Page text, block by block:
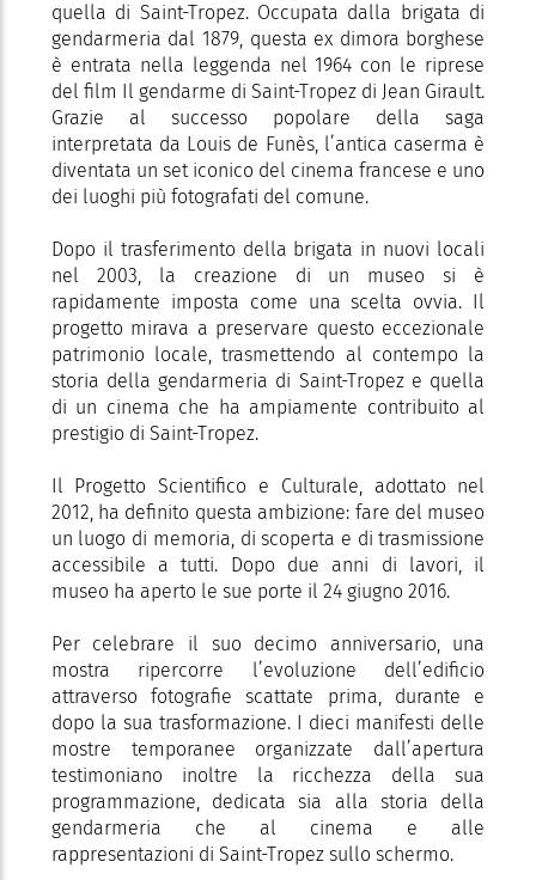
quella di Saint-Tropez. Occupata dalla brigata di
gendarmeria dal 1879, questa ex dimora borghese
è entrata nella leggenda nel 1964 con le riprese
del film Il gendarme di Saint-Tropez di Jean Girault.
Grazie al successo popolare della saga
interpretata da Louis de Funès, l’antica caserma è
diventata un set iconico del cinema francese e uno
dei luoghi più fotografati del comune.
Dopo il trasferimento della brigata in nuovi locali
nel 2003, la creazione di un museo si è
rapidamente imposta come una scelta ovvia. Il
progetto mirava a preservare questo eccezionale
patrimonio locale, trasmettendo al contempo la
storia della gendarmeria di Saint-Tropez e quella
di un cinema che ha ampiamente contribuito al
prestigio di Saint-Tropez.
Il Progetto Scientifico e Culturale, adottato nel
2012, ha definito questa ambizione: fare del museo
un luogo di memoria, di scoperta e di trasmissione
accessibile a tutti. Dopo due anni di lavori, il
museo ha aperto le sue porte il 24 giugno 2016.
Per celebrare il suo decimo anniversario, una
mostra ripercorre l’evoluzione dell’edificio
attraverso fotografie scattate prima, durante e
dopo la sua trasformazione. I dieci manifesti delle
mostre temporanee organizzate dall’apertura
testimoniano inoltre la ricchezza della sua
programmazione, dedicata sia alla storia della
gendarmeria che al cinema e alle
rappresentazioni di Saint-Tropez sullo schermo.